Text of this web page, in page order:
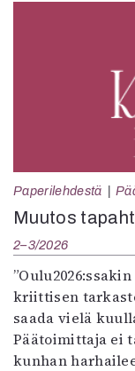
Paperilehdestä
Muutos
2–3/2026
kriittisen
saada vielä
Päätoimittaja ei
kunhan